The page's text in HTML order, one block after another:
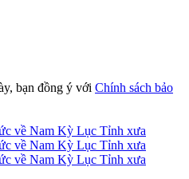
bạn đồng ý với Chính sách bảo